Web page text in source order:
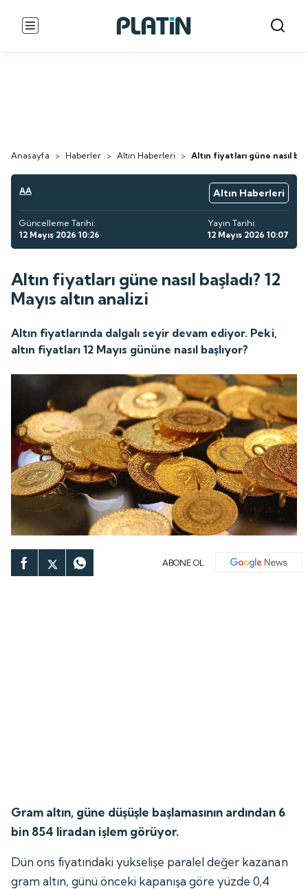
Anasayfa > Haberler > Altın Haberleri > Altın fiyatları güne nasıl
AA Altın Haberleri
Güncelleme Tarihi:
12 Mayıs 2026 10:26
Yayın Tarihi:
12 Mayıs 2026 10:07
Altın fiyatları güne nasıl başladı? 12
Mayıs altın analizi
Altın fiyatlarında dalgalı seyir devam ediyor. Peki,
altın fiyatları 12 Mayıs gününe nasıl başlıyor?
ABONE OL
Gram altın, güne düşüşle başlamasının ardından 6
bin 854 liradan işlem görüyor.
Dün ons fiyatındaki yükselişe paralel değer kazanan
gram altın, günü önceki kapanışa göre yüzde 0,4